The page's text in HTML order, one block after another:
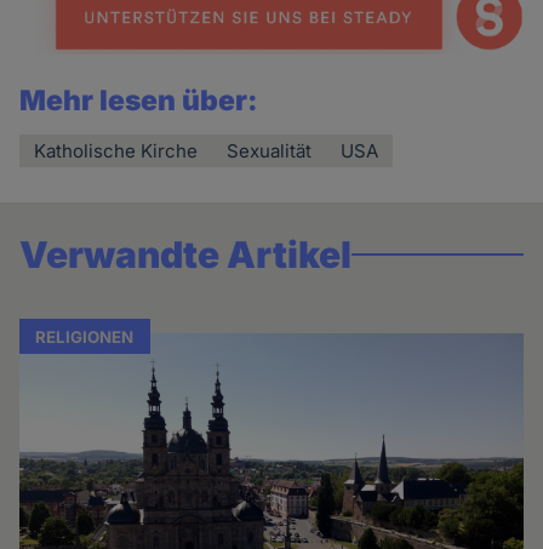
Mehr lesen über:
Katholische Kirche Sexualität USA
Verwandte Artikel
RELIGIONEN